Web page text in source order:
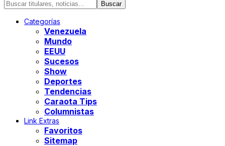
Categorías
Venezuela
Mundo
EEUU
Sucesos
Show
Deportes
Tendencias
Caraota Tips
Columnistas
Link Extras
Favoritos
Sitemap